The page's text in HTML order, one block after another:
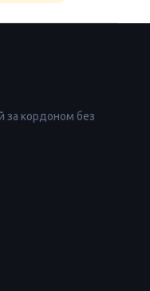
за кордоном без